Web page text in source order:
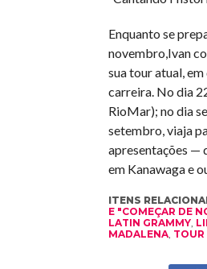
Enquanto se
novembro,Ivan
sua tour atual,
carreira. No dia
RioMar); no dia
setembro, viaja
apresentações —
em Kanawaga e
ITENS
E "COMEÇAR DE
LATIN GRAMMY,
MADALENA, TOUR